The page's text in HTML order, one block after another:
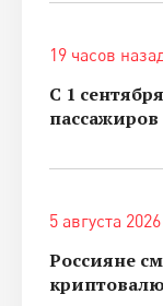
19 часов
С 1
пассажиров
5 августа 2026
Россияне